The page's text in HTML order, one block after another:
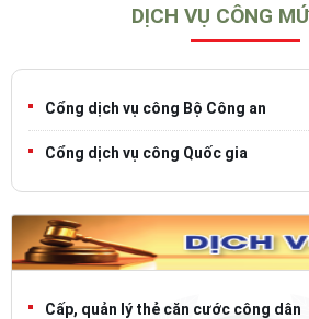
DỊCH VỤ CÔNG
Cổng dịch vụ công Bộ Công an
Cổng dịch vụ công Quốc gia
Cấp, quản lý thẻ căn cước công dân